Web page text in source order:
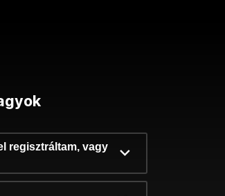
regisztráltam, vagy